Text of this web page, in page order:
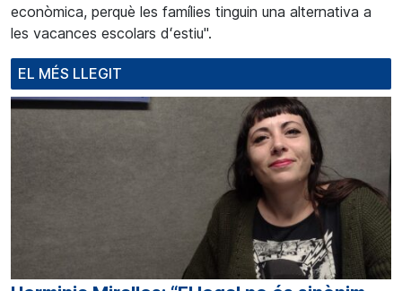
econòmica, perquè les famílies tinguin una alternativa a
les vacances escolars dʻestiu".
EL MÉS LLEGIT